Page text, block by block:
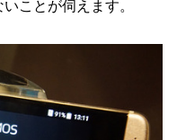
ことが伺えます。